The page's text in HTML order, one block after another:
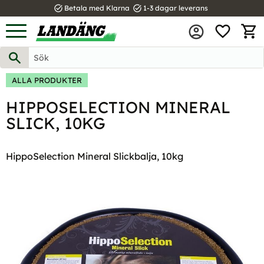
Meny
task_alt Betala med Klarna task_alt 1-3 dagar leverans
ALLA PRODUKTER
HIPPOSELECTION MINERAL
SLICK, 10KG
HippoSelection Mineral Slickbalja, 10kg